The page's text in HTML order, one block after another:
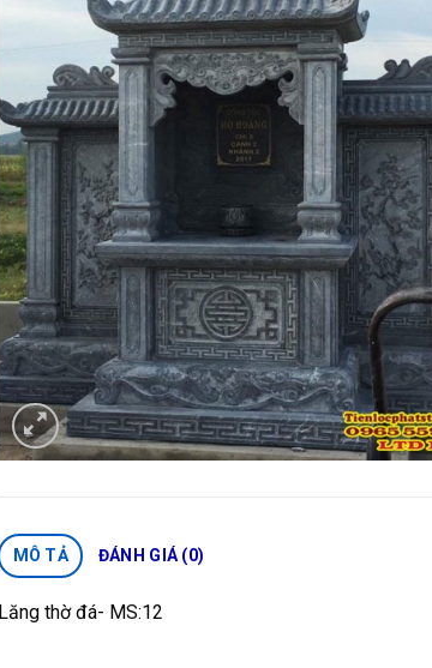
MÔ TẢ ĐÁNH GIÁ (0)
Lăng thờ đá- MS:12